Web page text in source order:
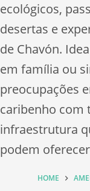
ecológicos,
desertas e
de Chavón.
em família ou
preocupações
caribenho com
infraestrutura
podem
HOME